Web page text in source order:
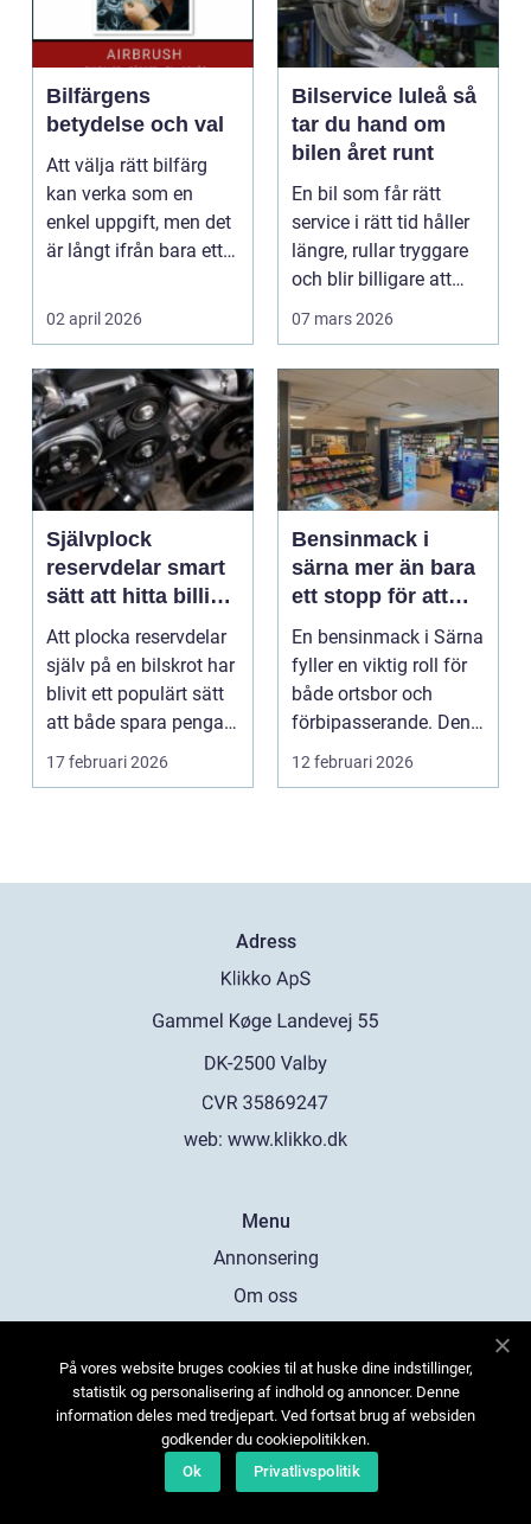
Bilfärgens
betydelse och val
Att välja rätt bilfärg
kan verka som en
enkel uppgift, men det
är långt ifrån bara ett
02 april 2026
Bilservice luleå så
tar du hand om
bilen året runt
En bil som får rätt
service i rätt tid håller
längre, rullar tryggare
och blir billigare att
äga. I ...
07 mars 2026
Självplock
reservdelar smart
sätt att hitta billiga
bildelar
Att plocka reservdelar
själv på en bilskrot har
blivit ett populärt sätt
att både spara pengar
och g...
17 februari 2026
Bensinmack i
särna mer än bara
ett stopp för att
tanka
En bensinmack i Särna
fyller en viktig roll för
både ortsbor och
förbipasserande. Den
fungerar som e...
12 februari 2026
Adress
web: www.klikko.dk
Menu
Annonsering
Om oss
Kontakta oss
Sitemap
På vores website bruges cookies til at huske dine indstillinger,
statistik og personalisering af indhold og annoncer. Denne
information deles med tredjepart. Ved fortsat brug af websiden
godkender du cookiepolitikken.
Ok
Privatlivspolitik